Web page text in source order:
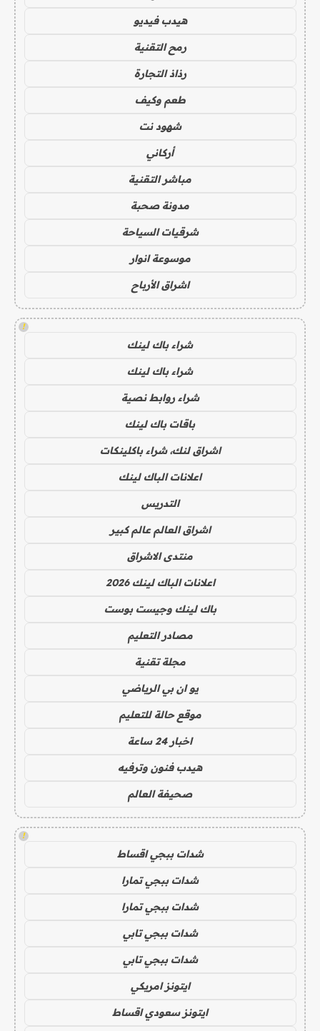
هيدب فيديو
رمح التقنية
رذاذ التجارة
طعم وكيف
شهود نت
أركاني
مباشر التقنية
مدونة صحبة
شرقيات السياحة
موسوعة انوار
اشراق الأرباح
!
شراء باك لينك
شراء باك لينك
شراء روابط نصية
باقات باك لينك
اشراق لنك، شراء باكلينكات
اعلانات الباك لينك
التدريس
اشراق العالم عالم كبير
منتدى الاشراق
اعلانات الباك لينك 2026
باك لينك وجيست بوست
مصادر التعليم
مجلة تقنية
يو ان بي الرياضي
موقع حالة للتعليم
اخبار 24 ساعة
هيدب فنون وترفيه
صحيفة العالم
!
شدات ببجي اقساط
شدات ببجي تمارا
شدات ببجي تمارا
شدات ببجي تابي
شدات ببجي تابي
ايتونز امريكي
ايتونز سعودي اقساط